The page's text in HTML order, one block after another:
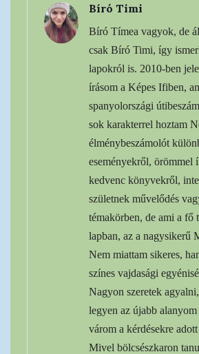
Bíró Timi
Bíró Tímea vagyok, de
csak Bíró Timi, így
lapokról is. 2010-ben
írásom a Képes Ifiben,
spanyolországi
sok karakterrel hoztam
élménybeszámolót
eseményekről, örömmel
kedvenc könyvekről,
születnek művelődés
témakörben, de ami a fő
lapban, az a nagysikerű
Nem miattam sikeres,
színes vajdasági
Nagyon szeretek
legyen az újabb alanyom
várom a kérdésekre
Mivel bölcsészkaron